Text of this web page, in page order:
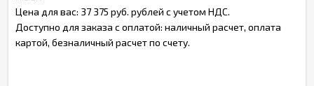
Цена для вас: 37 375 руб. рублей с учетом НДС.
Доступно для заказа с оплатой: наличный расчет, оплата
картой, безналичный расчет по счету.